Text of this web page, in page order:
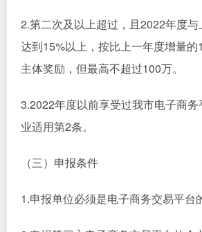
2.第二次及以上超过，且2022年度
达到15%以上，按比上一年度增量
主体奖励，但最高不超过100万。
3.2022年度以前享受过我市电子商
业适用第2条。
（三）申报条件
1.申报单位必须是电子商务交易平台